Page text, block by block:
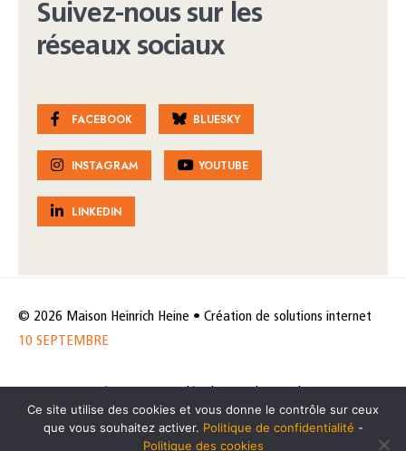
Suivez-nous sur les
réseaux sociaux
FACEBOOK BLUESKY
INSTAGRAM YOUTUBE
LINKEDIN
© 2026 Maison Heinrich Heine • Création de solutions internet
10 SEPTEMBRE
de données
Politique des cookies
Ce site utilise des cookies et vous donne le contrôle sur ceux
que vous souhaitez activer. Politique de confidentialité -
Politique des cookies